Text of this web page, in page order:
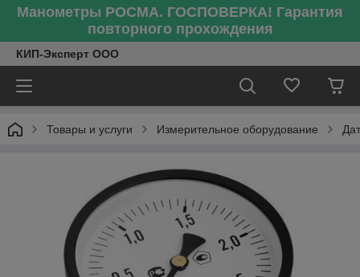
Манометры РОСМА. ГОСПОВЕРКА! Гарантия
повторного прохождения
КИП-Эксперт ООО
Товары и услуги Измерительное оборудование